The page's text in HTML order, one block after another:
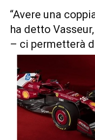
“Avere una
ha detto
– ci permetterà